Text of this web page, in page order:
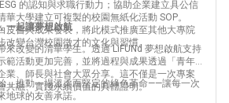
的認知與求職行動力；協助企業建立具公信
華大學建立可複製的校園無紙化活動 SOP。
皮書與成果發表，將此模式推廣至其他大專院
改變台灣校園徵才的文化與習慣。
一起讓夢想啟航
來改變的清華學生。透過 LiFUNd 夢想啟航支持
範活動更加完善，並將過程與成果透過「青年
業、師長與社會大眾分享。這不僅是一次專案
共融、實踐永續價值的具體證明。
，推動一場溫柔而堅定的綠色革命——讓每一次
球的友善承諾。